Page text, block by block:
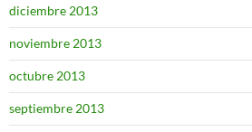
diciembre 2013
noviembre 2013
octubre 2013
septiembre 2013